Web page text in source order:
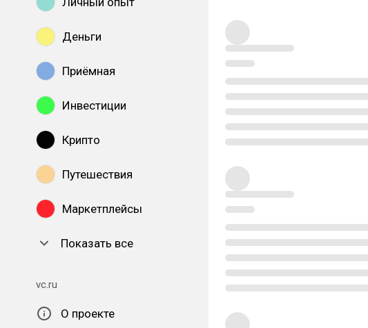
Деньги
Приёмная
Инвестиции
Крипто
Путешествия
Маркетплейсы
Показать все
vc.ru
О проекте